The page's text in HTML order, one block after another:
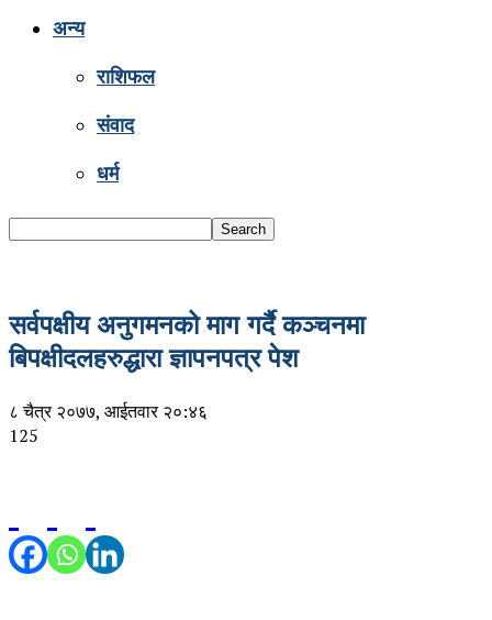
अन्य
राशिफल
संवाद
धर्म
सर्वपक्षीय अनुगमनको माग गर्दै कञ्चनमा
बिपक्षीदलहरुद्धारा ज्ञापनपत्र पेश
८ चैत्र २०७७, आईतवार २०:४६
125